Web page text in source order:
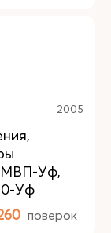
2005
Уф,
Уф
поверок